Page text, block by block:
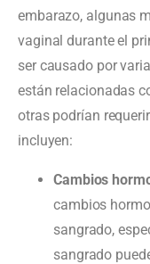
embarazo, algunas
vaginal durante el
ser causado por
están relacionadas
otras podrían
incluyen:
Cambios
cambios
sangrado,
sangrado